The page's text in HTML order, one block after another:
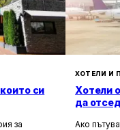
си
за
ХОТЕЛИ И
Хотели
да
Ако